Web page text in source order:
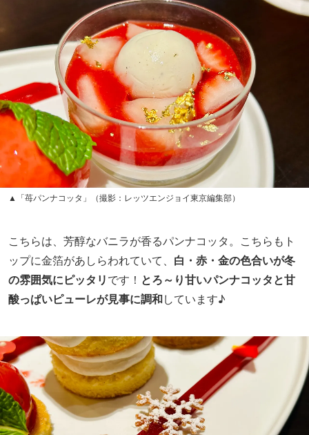
▲「苺パンナコッタ」（撮影：レッツエンジョイ東京編集部）
こちらは、芳醇なバニラが香るパンナコッタ。こちらもト
ップに金箔があしらわれていて、 白・赤・金の色合いが冬
の雰囲気にピッタリです！ とろ～り甘いパンナコッタと甘
酸っぱいピューレが見事に調和しています♪